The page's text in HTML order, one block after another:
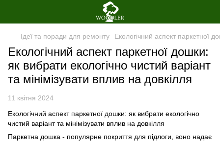
Ідеї та поради для ремонту Екологічний аспект паркетної
Екологічний аспект паркетної дошки:
як вибрати екологічно чистий варіант
та мінімізувати вплив на довкілля
11 квітня 2024
Екологічний аспект паркетної дошки: як вибрати екологічно
чистий варіант та мінімізувати вплив на довкілля
Паркетна дошка - популярне покриття для підлоги, воно надає